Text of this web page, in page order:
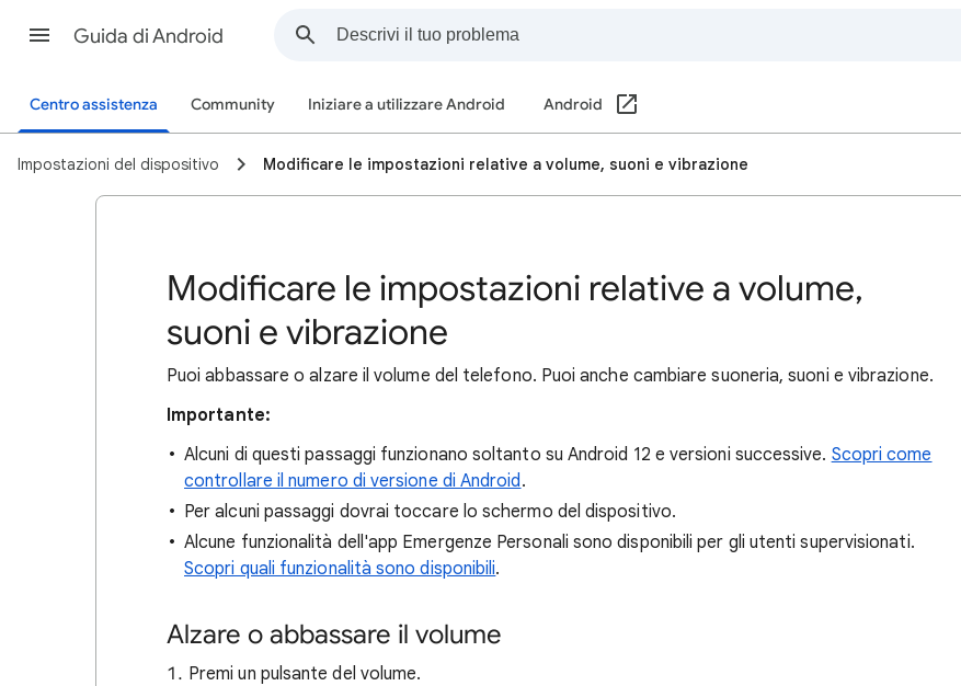
Guida di Android
Centro assistenza Community Iniziare a utilizzare Android Android
Impostazioni del dispositivo Modificare le impostazioni relative a volume, suoni e vibrazione
Modificare le impostazioni relative a volume,
suoni e vibrazione
Puoi abbassare o alzare il volume del telefono. Puoi anche cambiare suoneria, suoni e vibrazione.
Importante:
Alcuni di questi passaggi funzionano soltanto su Android 12 e versioni successive. Scopri come
controllare il numero di versione di Android.
Per alcuni passaggi dovrai toccare lo schermo del dispositivo.
Alcune funzionalità dell'app Emergenze Personali sono disponibili per gli utenti supervisionati.
Scopri quali funzionalità sono disponibili.
Alzare o abbassare il volume
Premi un pulsante del volume.